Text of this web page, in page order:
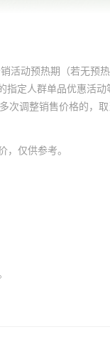
活动预热期（若无预
定人群单品优惠活
调整销售价格的，取
仅供参考。